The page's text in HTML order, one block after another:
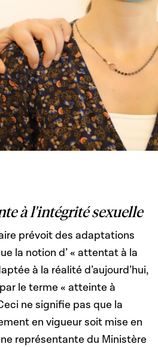
à l'intégrité sexuelle
prévoit des adaptations
la notion d’ « attentat à la
à la réalité d’aujourd’hui,
le terme « atteinte à
ne signifie pas que la
en vigueur soit mise en
représentante du Ministère